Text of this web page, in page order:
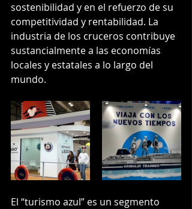
sostenibilidad y en el refuerzo de su
competitividad y rentabilidad. La
industria de los cruceros contribuye
sustancialmente a las economías
locales y estatales a lo largo del
mundo.
El “turismo azul” es un segmento